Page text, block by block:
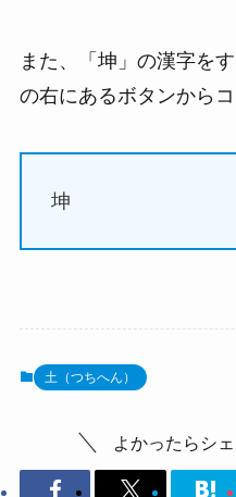
また、「坤」の漢字を
の右にあるボタンから
坤
土（つちへん）
よかったらシ